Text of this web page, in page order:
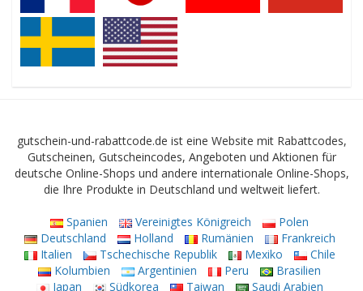
gutschein-und-rabattcode.de ist eine Website mit Rabattcodes,
Gutscheinen, Gutscheincodes, Angeboten und Aktionen für
deutsche Online-Shops und andere internationale Online-Shops,
die Ihre Produkte in Deutschland und weltweit liefert.
Spanien Vereinigtes Königreich
Polen
Deutschland
Holland Rumänien
Frankreich
Italien
Tschechische Republik Mexiko
Chile
Kolumbien
Argentinien Peru
Brasilien
Japan
Südkorea Taiwan Saudi Arabien